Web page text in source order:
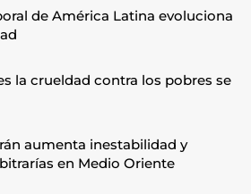
de América Latina evoluciona
la crueldad contra los pobres se
aumenta inestabilidad y
en Medio Oriente